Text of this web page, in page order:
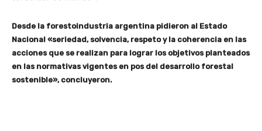
Desde la forestoindustria argentina pidieron al Estado
Nacional «seriedad, solvencia, respeto y la coherencia en las
acciones que se realizan para lograr los objetivos planteados
en las normativas vigentes en pos del desarrollo forestal
sostenible», concluyeron.